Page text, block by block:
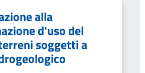
alla
d'uso del
soggetti a